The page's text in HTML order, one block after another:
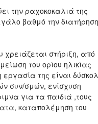
την ραχοκοκαλιά της
βαθμό την διατήρηση
στήριξη, από
του ορίου ηλικίας
της είναι
συν/σμών, ενίσχυση
για τα παιδιά ,τους
καταπολέμηση του